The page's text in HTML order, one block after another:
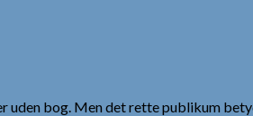
uden bog. Men det rette publikum